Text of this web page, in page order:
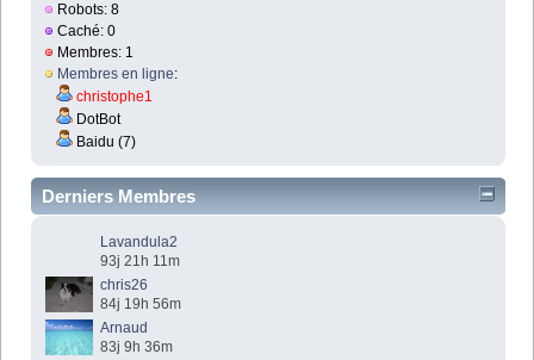
Robots: 8
Caché: 0
Membres: 1
Membres en ligne:
christophe1
DotBot
Baidu (7)
Derniers Membres
Lavandula2
93j 21h 11m
chris26
84j 19h 56m
Arnaud
83j 9h 36m